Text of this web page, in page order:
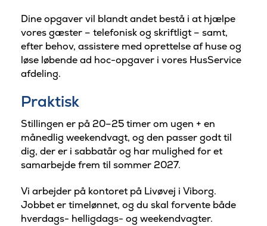
Dine opgaver vil blandt andet bestå i at hjælpe
vores gæster – telefonisk og skriftligt – samt,
efter behov, assistere med oprettelse af huse og
løse løbende ad hoc-opgaver i vores HusService
afdeling.
Praktisk
Stillingen er på 20–25 timer om ugen + en
månedlig weekendvagt, og den passer godt til
dig, der er i sabbatår og har mulighed for et
samarbejde frem til sommer 2027.
Vi arbejder på kontoret på Livøvej i Viborg.
Jobbet er timelønnet, og du skal forvente både
hverdags- helligdags- og weekendvagter.